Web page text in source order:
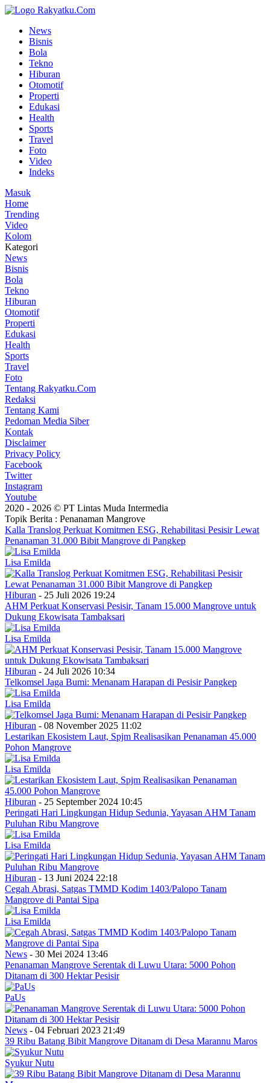
News
Bisnis
Bola
Tekno
Hiburan
Otomotif
Properti
Edukasi
Health
Sports
Travel
Foto
Video
Indeks
Masuk
Home
Trending
Video
Kolom
Kategori
News
Bisnis
Bola
Tekno
Hiburan
Otomotif
Properti
Edukasi
Health
Sports
Travel
Foto
Tentang Rakyatku.Com
Redaksi
Tentang Kami
Pedoman Media Siber
Kontak
Disclaimer
Privacy Policy
Facebook
Twitter
Instagram
Youtube
2020 - 2026 © PT Lintas Muda Intermedia
Topik Berita : Penanaman Mangrove
Kalla Translog Perkuat Komitmen ESG, Rehabilitasi Pesisir Lewat
Penanaman 31.000 Bibit Mangrove di Pangkep
Lisa Emilda
Hiburan - 25 Juli 2026 19:24
AHM Perkuat Konservasi Pesisir, Tanam 15.000 Mangrove untuk
Dukung Ekowisata Tambaksari
Lisa Emilda
Hiburan - 24 Juli 2026 10:34
Telkomsel Jaga Bumi: Menanam Harapan di Pesisir Pangkep
Lisa Emilda
Hiburan - 08 November 2025 11:02
Lestarikan Ekosistem Laut, Spjm Realisasikan Penanaman 45.000
Pohon Mangrove
Lisa Emilda
Hiburan - 25 September 2024 10:45
Peringati Hari Lingkungan Hidup Sedunia, Yayasan AHM Tanam
Puluhan Ribu Mangrove
Lisa Emilda
Hiburan - 13 Juni 2024 22:18
Cegah Abrasi, Satgas TMMD Kodim 1403/Palopo Tanam
Mangrove di Pantai Sipa
Lisa Emilda
News - 30 Mei 2024 13:46
Penanaman Mangrove Serentak di Luwu Utara: 5000 Pohon
Ditanam di 300 Hektar Pesisir
PaUs
News - 04 Februari 2023 21:49
39 Ribu Batang Bibit Mangrove Ditanam di Desa Marannu Maros
Syukur Nutu